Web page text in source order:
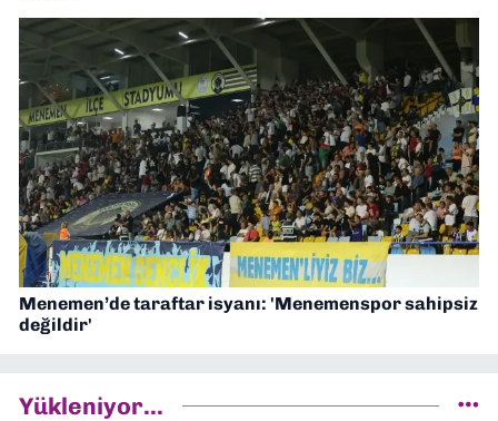
Menemen’de taraftar isyanı: 'Menemenspor sahipsiz
değildir'
Yükleniyor...